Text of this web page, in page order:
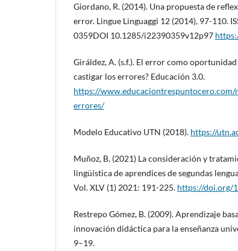
Giordano, R. (2014). Una propuesta de
error. Lingue Linguaggi 12 (2014), 97-110.
0359DOI 10.1285/i22390359v12p97
Giráldez, A. (s.f.). El error como
castigar los errores? Educación 3.0.
https://
errores/
Modelo Educativo UTN (2018). https://
Muñoz, B. (2021) La consideración y
lingüística de aprendices de segundas
Vol. XLV (1) 2021: 191-225. https://doi.org/
Restrepo Gómez, B. (2009). Aprendizaje
innovación didáctica para la enseñanza
9–19.